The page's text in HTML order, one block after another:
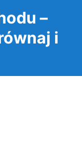
–
i